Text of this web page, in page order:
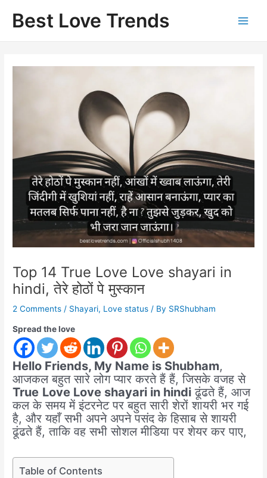
Best Love Trends
Top 14 True Love Love shayari in
hindi, तेरे होठों पे मुस्कान
2 Comments / Shayari, Love status / By SRShubham
Spread the love
Hello Friends, My Name is Shubham,
आजकल बहुत सारे लोग प्यार करते हैं हैं, जिसके वजह से
True Love Love shayari in hindi ढूंढते हैं, आज
कल के समय में इंटरनेट पर बहुत सारी शेरों शायरी भर गई
है, और यहाँ सभी अपने अपने पसंद के हिसाब से शायरी
ढूंढते हैं, ताकि वह सभी सोशल मीडिया पर शेयर कर पाए,
Table of Contents